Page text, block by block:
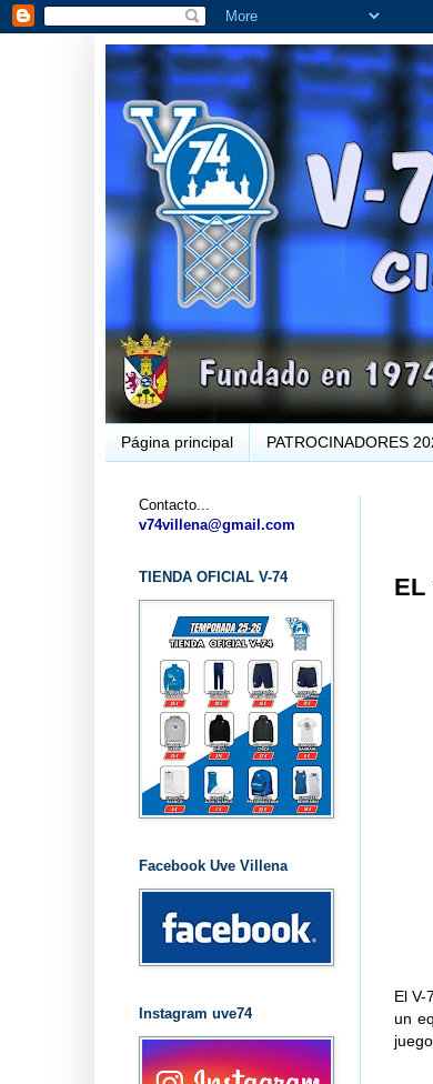
Página principal PATROCINADORES
EL
El
un
Contacto...
v74villena@gmail.com
TIENDA OFICIAL V-74
Facebook Uve Villena
Instagram uve74